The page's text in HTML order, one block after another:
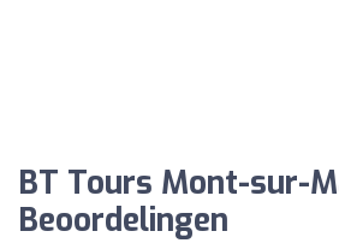
BT Tours Mont-sur-
Beoordelingen